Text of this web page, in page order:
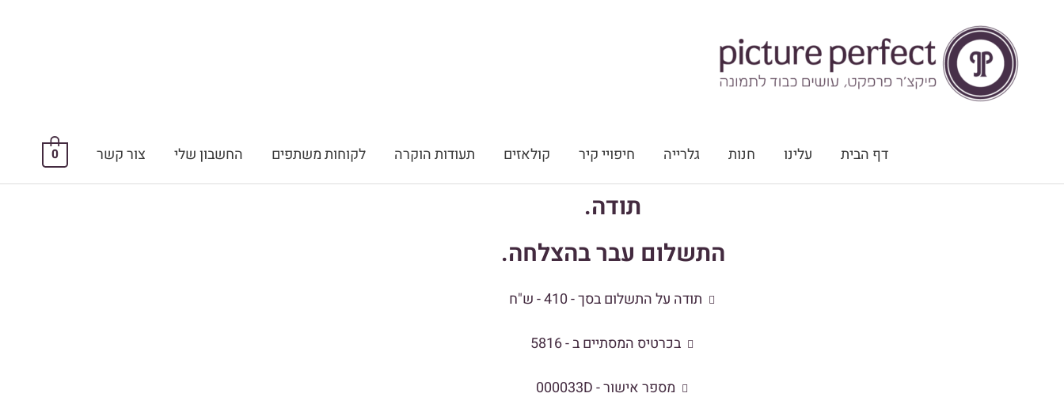
דף הבית עלינו חנות גלרייה חיפויי קיר קולאזים תעודות הוקרה לקוחות משתפים החשבון שלי צור קשר 0
תודה.
התשלום עבר בהצלחה.
תודה על התשלום בסך - 410 - ש"ח
בכרטיס המסתיים ב - 5816
מספר אישור - 000033D